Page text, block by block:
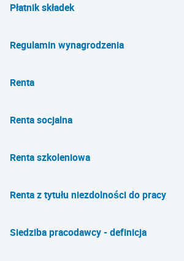
Płatnik składek
Regulamin wynagrodzenia
Renta
Renta socjalna
Renta szkoleniowa
Renta z tytułu niezdolności do pracy
Siedziba pracodawcy - definicja